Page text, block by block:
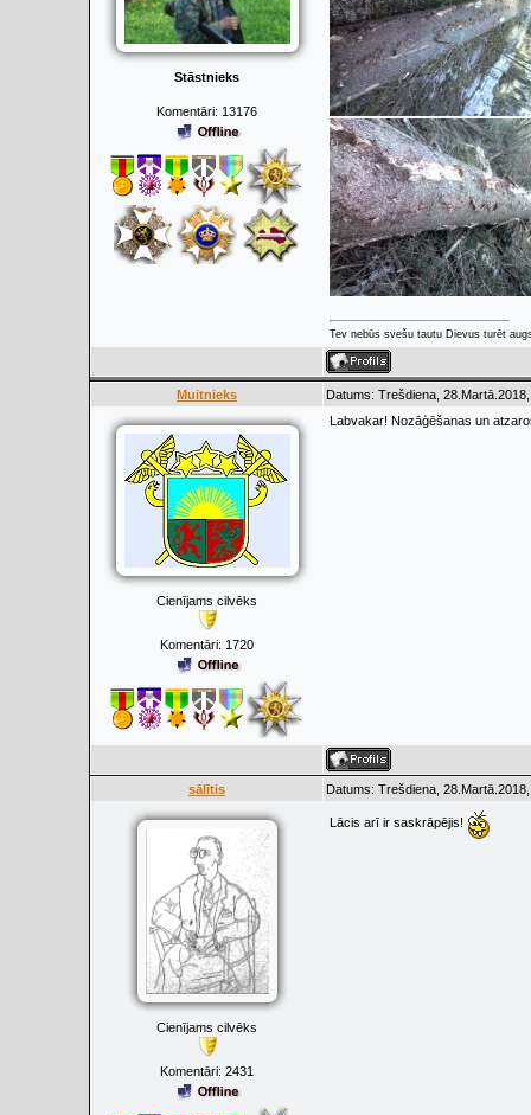
Stāstnieks
Komentāri: 13176
Tev nebūs svešu tautu Dievus turēt
Muitnieks Datums: Trešdiena,
Cienījams cilvēks
Komentāri: 1720
Labvakar! Nozāģēšanas un
sālītis Datums: Trešdiena,
Cienījams cilvēks
Komentāri: 2431
Lācis arī ir saskrāpējis!